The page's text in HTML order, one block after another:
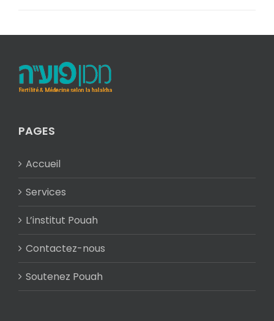
PAGES
Accueil
Services
L’institut Pouah
Contactez-nous
Soutenez Pouah